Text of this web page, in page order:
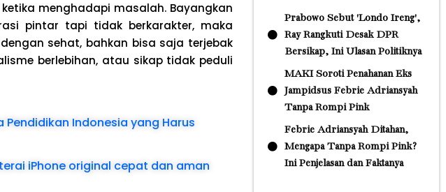
menghadapi masalah. Bayangkan
pintar tapi tidak berkarakter, maka
sehat, bahkan bisa saja terjebak
berlebihan, atau sikap tidak peduli
Indonesia yang Harus
iPhone original cepat dan aman
Prabowo Sebut 'Londo Ireng',
Ray Rangkuti Desak DPR
Bersikap, Ini Ulasan Politiknya
MAKI Soroti Penahanan Eks
Jampidsus Febrie Adriansyah
Tanpa Rompi Pink
Febrie Adriansyah Ditahan,
Mengapa Tanpa Rompi Pink?
Ini Penjelasan dan Faktanya